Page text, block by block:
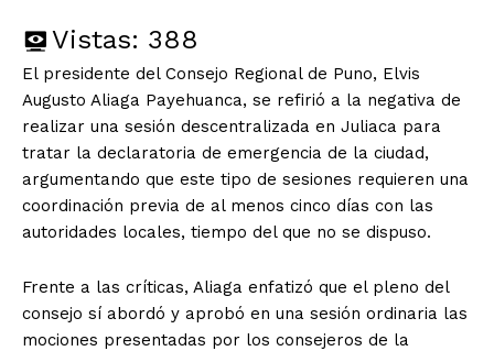
Vistas: 388
El presidente del Consejo Regional de Puno, Elvis
Augusto Aliaga Payehuanca, se refirió a la negativa de
realizar una sesión descentralizada en Juliaca para
tratar la declaratoria de emergencia de la ciudad,
argumentando que este tipo de sesiones requieren una
coordinación previa de al menos cinco días con las
autoridades locales, tiempo del que no se dispuso.
Frente a las críticas, Aliaga enfatizó que el pleno del
consejo sí abordó y aprobó en una sesión ordinaria las
mociones presentadas por los consejeros de la